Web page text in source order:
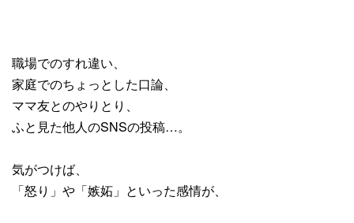
職場でのすれ違い、
家庭でのちょっとした口論、
ママ友とのやりとり、
ふと見た他人のSNSの投稿…。
気がつけば、
「怒り」や「嫉妬」といった感情が、